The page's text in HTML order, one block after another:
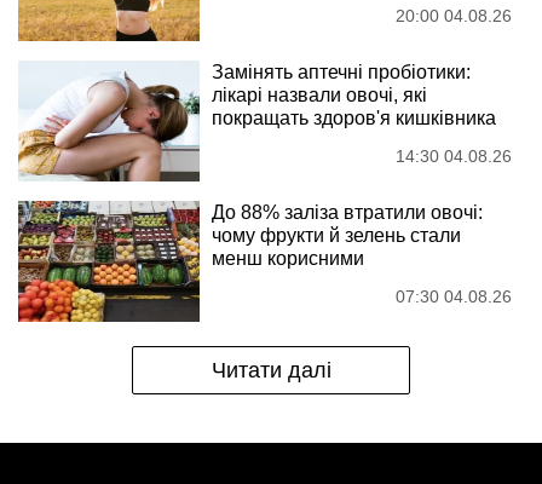
20:00 04.08.26
Замінять аптечні пробіотики:
лікарі назвали овочі, які
покращать здоров'я кишківника
14:30 04.08.26
До 88% заліза втратили овочі:
чому фрукти й зелень стали
менш корисними
07:30 04.08.26
Читати далі